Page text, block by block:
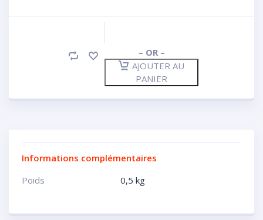
– OR –
AJOUTER AU
PANIER
Informations complémentaires
Poids
0,5 kg